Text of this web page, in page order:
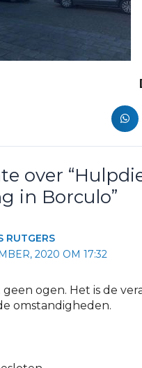
over
in Borculo”
RUTGERS
2020 OM 17:32
ogen. Het is de
omstandigheden.